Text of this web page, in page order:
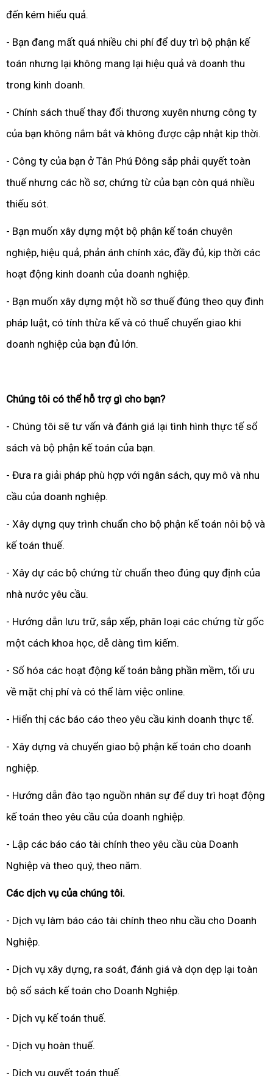
đến kém hiểu quả.
- Bạn đang mất quá nhiều chi phí để duy trì bộ phận kế
toán nhưng lại không mang lại hiệu quả và doanh thu
trong kinh doanh.
- Chính sách thuế thay đổi thương xuyên nhưng công ty
của bạn không nắm bắt và không được cập nhật kịp thời.
- Công ty của bạn ở Tân Phú Đông sắp phải quyết toàn
thuế nhưng các hồ sơ, chứng từ của bạn còn quá nhiều
thiếu sót.
- Bạn muốn xây dựng một bộ phận kế toán chuyên
nghiệp, hiệu quả, phản ánh chính xác, đầy đủ, kịp thời các
hoạt động kinh doanh của doanh nghiệp.
- Bạn muốn xây dựng một hồ sơ thuế đúng theo quy đinh
pháp luật, có tính thừa kế và có thuể chuyển giao khi
doanh nghiệp của bạn đủ lớn.
Chúng tôi có thể hỗ trợ gì cho bạn?
- Chúng tôi sẽ tư vấn và đánh giá lại tình hình thực tế sổ
sách và bộ phận kế toán của bạn.
- Đưa ra giải pháp phù hợp với ngân sách, quy mô và nhu
cầu của doanh nghiệp.
- Xây dựng quy trình chuẩn cho bộ phận kế toán nôi bộ và
kế toán thuế.
- Xây dự các bộ chứng từ chuẩn theo đúng quy định của
nhà nước yêu cầu.
- Hướng dẫn lưu trữ, sắp xếp, phân loại các chứng từ gốc
một cách khoa học, dễ dàng tìm kiếm.
- Số hóa các hoạt động kế toán bằng phần mềm, tối ưu
về mặt chị phí và có thể làm việc online.
- Hiển thị các báo cáo theo yêu cầu kinh doanh thực tế.
- Xây dựng và chuyển giao bộ phận kế toán cho doanh
nghiệp.
- Hướng dẫn đào tạo nguồn nhân sự để duy trì hoạt động
kế toán theo yêu cầu của doanh nghiệp.
- Lập các báo cáo tài chính theo yêu cầu cùa Doanh
Nghiệp và theo quý, theo năm.
Các dịch vụ của chúng tôi.
- Dịch vụ làm báo cáo tài chính theo nhu cầu cho Doanh
Nghiệp.
- Dịch vụ xây dựng, ra soát, đánh giá và dọn dẹp lại toàn
bộ sổ sách kế toán cho Doanh Nghiệp.
- Dịch vụ kế toán thuế.
- Dịch vụ hoàn thuế.
- Dịch vụ quyết toán thuế.